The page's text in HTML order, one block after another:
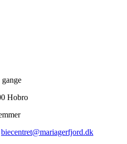
gange
Hobro
biecentret@mariagerfjord.dk